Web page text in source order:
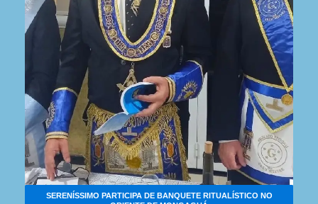
SERENÍSSIMO PARTICIPA DE BANQUETE RITUALÍSTICO NO